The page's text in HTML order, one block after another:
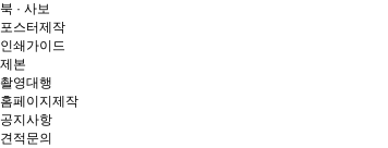
북 · 사보
포스터제작
인쇄가이드
제본
촬영대행
홈페이지제작
공지사항
견적문의